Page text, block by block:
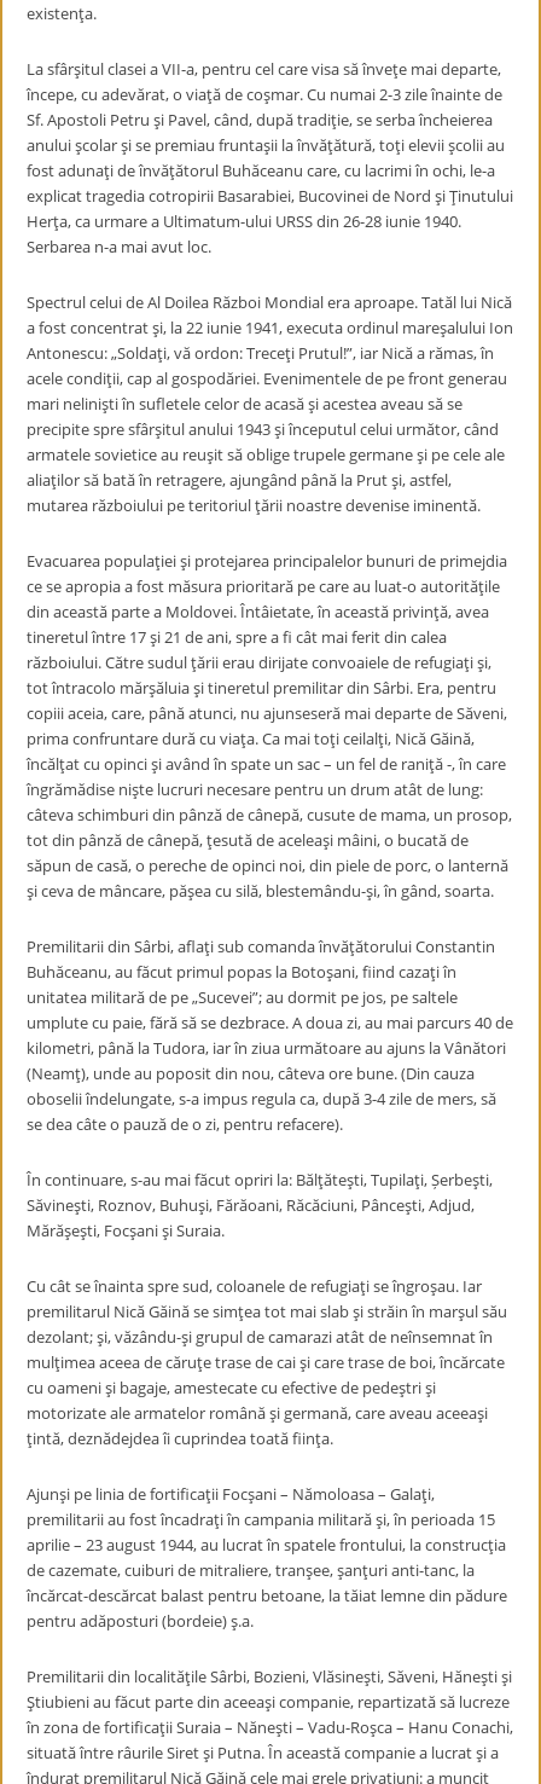
existenţa.
La sfârşitul clasei a VII-a, pentru cel care visa să înveţe mai departe,
începe, cu adevărat, o viaţă de coşmar. Cu numai 2-3 zile înainte de
Sf. Apostoli Petru şi Pavel, când, după tradiţie, se serba încheierea
anului şcolar şi se premiau fruntaşii la învăţătură, toţi elevii şcolii au
fost adunaţi de învăţătorul Buhăceanu care, cu lacrimi în ochi, le-a
explicat tragedia cotropirii Basarabiei, Bucovinei de Nord şi Ţinutului
Herţa, ca urmare a Ultimatum-ului URSS din 26-28 iunie 1940.
Serbarea n-a mai avut loc.
Spectrul celui de Al Doilea Război Mondial era aproape. Tatăl lui Nică
a fost concentrat şi, la 22 iunie 1941, executa ordinul mareşalului Ion
Antonescu: „Soldaţi, vă ordon: Treceţi Prutul!”, iar Nică a rămas, în
acele condiţii, cap al gospodăriei. Evenimentele de pe front generau
mari nelinişti în sufletele celor de acasă şi acestea aveau să se
precipite spre sfârşitul anului 1943 şi începutul celui următor, când
armatele sovietice au reuşit să oblige trupele germane şi pe cele ale
aliaţilor să bată în retragere, ajungând până la Prut şi, astfel,
mutarea războiului pe teritoriul ţării noastre devenise iminentă.
Evacuarea populaţiei şi protejarea principalelor bunuri de primejdia
ce se apropia a fost măsura prioritară pe care au luat-o autorităţile
din această parte a Moldovei. Întâietate, în această privinţă, avea
tineretul între 17 şi 21 de ani, spre a fi cât mai ferit din calea
războiului. Către sudul ţării erau dirijate convoaiele de refugiaţi şi,
tot întracolo mărşăluia şi tineretul premilitar din Sârbi. Era, pentru
copiii aceia, care, până atunci, nu ajunseseră mai departe de Săveni,
prima confruntare dură cu viaţa. Ca mai toţi ceilalţi, Nică Găină,
încălţat cu opinci şi având în spate un sac – un fel de raniţă -, în care
îngrămădise nişte lucruri necesare pentru un drum atât de lung:
câteva schimburi din pânză de cânepă, cusute de mama, un prosop,
tot din pânză de cânepă, ţesută de aceleaşi mâini, o bucată de
săpun de casă, o pereche de opinci noi, din piele de porc, o lanternă
şi ceva de mâncare, păşea cu silă, blestemându-şi, în gând, soarta.
Premilitarii din Sârbi, aflaţi sub comanda învăţătorului Constantin
Buhăceanu, au făcut primul popas la Botoşani, fiind cazaţi în
unitatea militară de pe „Sucevei”; au dormit pe jos, pe saltele
umplute cu paie, fără să se dezbrace. A doua zi, au mai parcurs 40 de
kilometri, până la Tudora, iar în ziua următoare au ajuns la Vânători
(Neamţ), unde au poposit din nou, câteva ore bune. (Din cauza
oboselii îndelungate, s-a impus regula ca, după 3-4 zile de mers, să
se dea câte o pauză de o zi, pentru refacere).
În continuare, s-au mai făcut opriri la: Bălţăteşti, Tupilaţi, Șerbeşti,
Săvineşti, Roznov, Buhuşi, Fărăoani, Răcăciuni, Pânceşti, Adjud,
Mărăşeşti, Focşani şi Suraia.
Cu cât se înainta spre sud, coloanele de refugiaţi se îngroşau. Iar
premilitarul Nică Găină se simţea tot mai slab şi străin în marşul său
dezolant; şi, văzându-şi grupul de camarazi atât de neînsemnat în
mulţimea aceea de căruţe trase de cai şi care trase de boi, încărcate
cu oameni şi bagaje, amestecate cu efective de pedeştri şi
motorizate ale armatelor română şi germană, care aveau aceeaşi
ţintă, deznădejdea îi cuprindea toată fiinţa.
Ajunşi pe linia de fortificaţii Focşani – Nămoloasa – Galaţi,
premilitarii au fost încadraţi în campania militară şi, în perioada 15
aprilie – 23 august 1944, au lucrat în spatele frontului, la construcţia
de cazemate, cuiburi de mitraliere, tranşee, şanţuri anti-tanc, la
încărcat-descărcat balast pentru betoane, la tăiat lemne din pădure
pentru adăposturi (bordeie) ş.a.
Premilitarii din localităţile Sârbi, Bozieni, Vlăsineşti, Săveni, Hăneşti şi
Ştiubieni au făcut parte din aceeaşi companie, repartizată să lucreze
în zona de fortificaţii Suraia – Năneşti – Vadu-Roşca – Hanu Conachi,
situată între râurile Siret şi Putna. În această companie a lucrat şi a
îndurat premilitarul Nică Găină cele mai grele privaţiuni: a muncit